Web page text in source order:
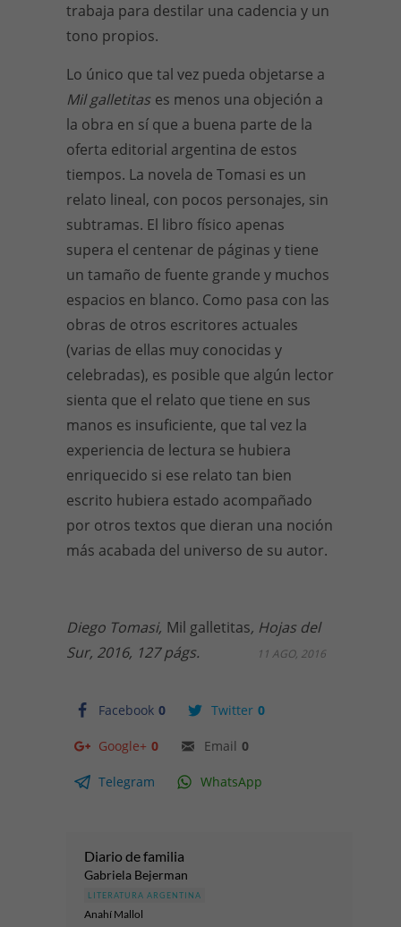
trabaja para destilar una cadencia y un
tono propios.
Lo único que tal vez pueda objetarse a
Mil galletitas es menos una objeción a
la obra en sí que a buena parte de la
oferta editorial argentina de estos
tiempos. La novela de Tomasi es un
relato lineal, con pocos personajes, sin
subtramas. El libro físico apenas
supera el centenar de páginas y tiene
un tamaño de fuente grande y muchos
espacios en blanco. Como pasa con las
obras de otros escritores actuales
(varias de ellas muy conocidas y
celebradas), es posible que algún lector
sienta que el relato que tiene en sus
manos es insuficiente, que tal vez la
experiencia de lectura se hubiera
enriquecido si ese relato tan bien
escrito hubiera estado acompañado
por otros textos que dieran una noción
más acabada del universo de su autor.
Diego Tomasi, Mil galletitas, Hojas del
Sur, 2016, 127 págs.
Facebook 0 Twitter 0
Google+ 0 Email 0
Telegram WhatsApp
11 AGO, 2016
Diario de familia
Gabriela Bejerman
LITERATURA ARGENTINA
Anahí Mallol